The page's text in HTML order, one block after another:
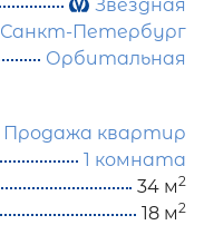
Звездная
Санкт-Петербург
Орбитальная
Продажа квартир
1 комната
34 м2
18 м2